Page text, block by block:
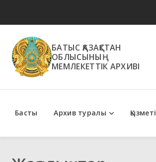
БАТЫС ҚАЗАҚСТАН
ОБЛЫСЫНЫҢ
МЕМЛЕКЕТТІК АРХИВІ
Басты Архив туралы Қызметі